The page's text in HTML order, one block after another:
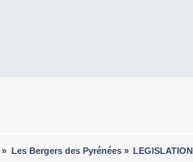
» Les Bergers des Pyrénées»